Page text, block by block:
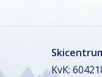
KvK: